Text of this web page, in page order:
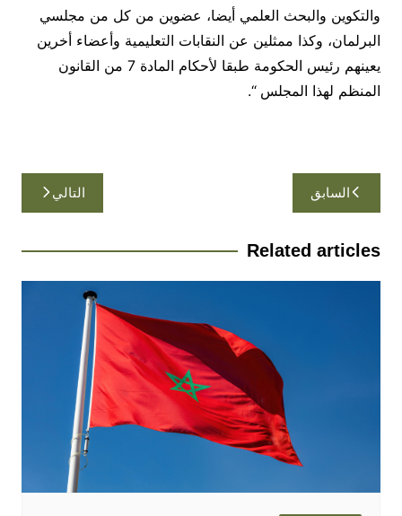
والتكوين والبحث العلمي أيضا، عضوين من كل من مجلسي
البرلمان، وكذا ممثلين عن النقابات التعليمية وأعضاء أخرين
يعينهم رئيس الحكومة طبقا لأحكام المادة 7 من القانون
المنظم لهذا المجلس “.
تصفّح
المقالات
السابق التالي
Related articles